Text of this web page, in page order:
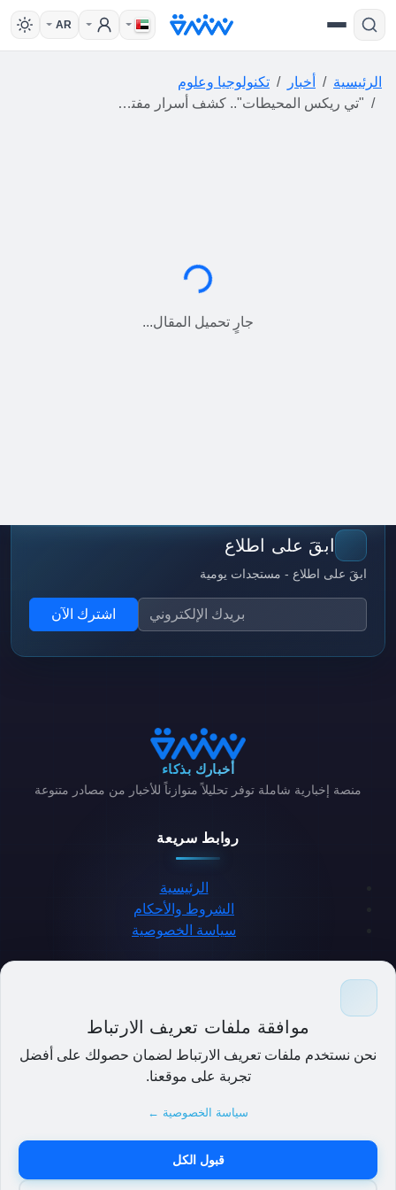
موافقة ملفات تعريف الارتباط
نحن نستخدم ملفات تعريف الارتباط لضمان حصولك على أفضل
تجربة على موقعنا.
سياسة الخصوصية ←
قبول الكل
AR
الرئيسية أخبار
تكنولوجيا وعلوم
"تي ريكس المحيطات".. كشف أسرار مفترس بحري عملاق حكم البحار قبل 80 مليون سنة
جارٍ التحميل...
جارٍ تحميل المقال...
ابقَ على اطلاع
ابقَ على اطلاع - مستجدات يومية
اشترك الآن
أخبارك بذكاء
منصة إخبارية شاملة توفر تحليلاً متوازناً للأخبار من مصادر متنوعة
روابط سريعة
الرئيسية
الشروط والأحكام
سياسة الخصوصية